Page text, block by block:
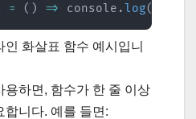
= ( ) => console .log(
화살표 함수 예시입니
용하면, 함수가 한 줄 이상
합니다. 예를 들면: